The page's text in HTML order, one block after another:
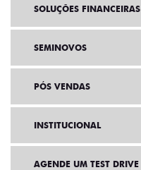
SOLUÇÕES FINANCEIRAS
SEMINOVOS
PÓS VENDAS
INSTITUCIONAL
AGENDE UM TEST DRIVE